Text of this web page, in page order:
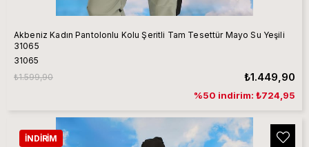
Akbeniz Kadın Pantolonlu Kolu Şeritli Tam Tesettür Mayo Su Yeşili
31065
31065
₺1.449,90
₺1.599,90
%50 indirim: ₺724,95
İNDIRIM